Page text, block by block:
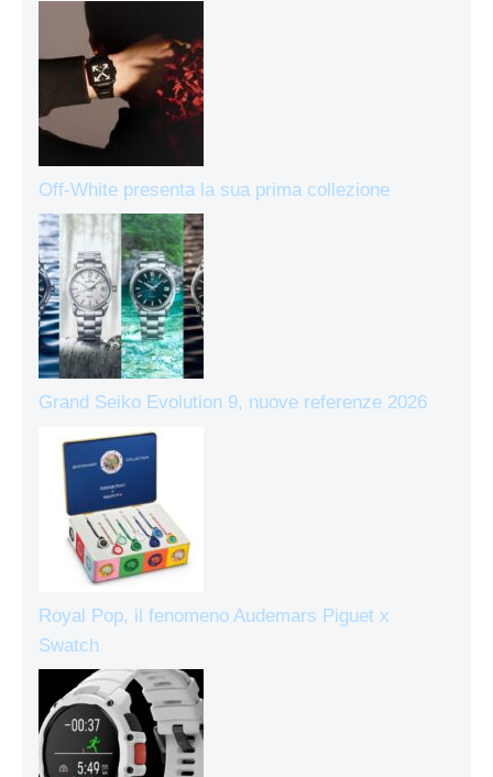
Off-White presenta la sua prima collezione
Grand Seiko Evolution 9, nuove referenze 2026
Royal Pop, il fenomeno Audemars Piguet x
Swatch